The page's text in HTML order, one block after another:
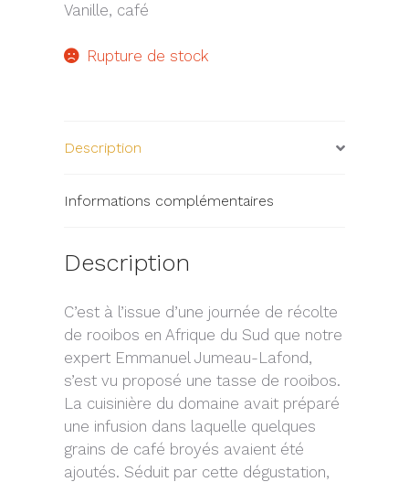
Vanille, café
Rupture de stock
Description
Informations complémentaires
Description
C’est à l’issue d’une journée de récolte
de rooibos en Afrique du Sud que notre
expert Emmanuel Jumeau-Lafond,
s’est vu proposé une tasse de rooibos.
La cuisinière du domaine avait préparé
une infusion dans laquelle quelques
grains de café broyés avaient été
ajoutés. Séduit par cette dégustation,